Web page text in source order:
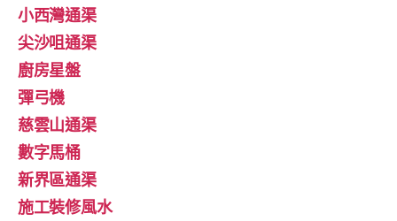
小西灣通渠
尖沙咀通渠
廚房星盤
彈弓機
慈雲山通渠
數字馬桶
新界區通渠
施工裝修風水